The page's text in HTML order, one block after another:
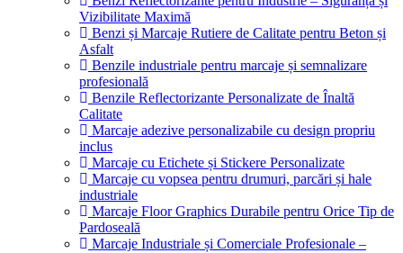
Vizibilitate Maximă
Benzi și Marcaje Rutiere de Calitate pentru Beton și
Asfalt
Benzile industriale pentru marcaje și semnalizare
profesională
Benzile Reflectorizante Personalizate de Înaltă
Calitate
Marcaje adezive personalizabile cu design propriu
inclus
Marcaje cu Etichete și Stickere Personalizate
Marcaje cu vopsea pentru drumuri, parcări și hale
industriale
Marcaje Floor Graphics Durabile pentru Orice Tip de
Pardoseală
Marcaje Industriale și Comerciale Profesionale –